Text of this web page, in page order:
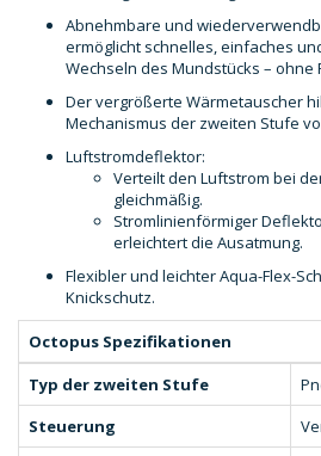
Abnehmbare und
ermöglicht schnelles, einfaches
Wechseln des Mundstücks – ohne
Der vergrößerte Wärmetauscher
Mechanismus der zweiten Stufe
Luftstromdeflektor:
Verteilt den Luftstrom bei
gleichmäßig.
Stromlinienförmiger
erleichtert die Ausatmung.
Flexibler und leichter Aqua-Flex-
Knickschutz.
Octopus Spezifikationen
Typ der zweiten Stufe
Steuerung